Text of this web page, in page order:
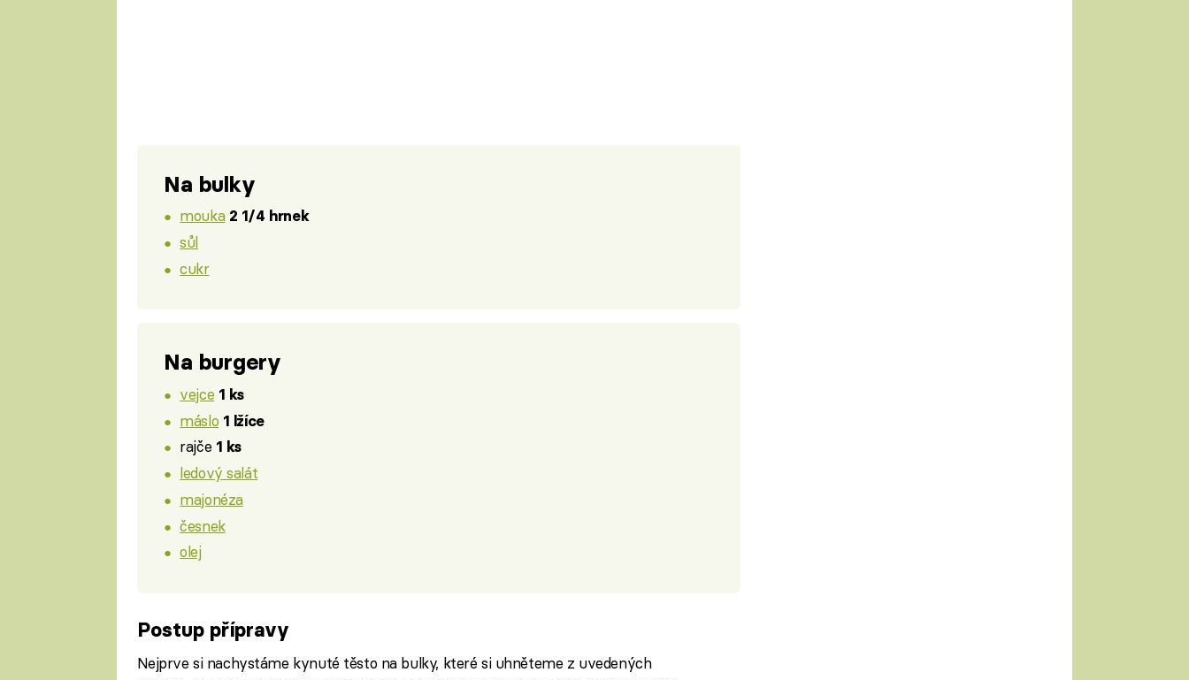
Na bulky
mouka 2 1/4 hrnek
sůl
cukr
Na burgery
vejce 1 ks
máslo 1 lžíce
rajče 1 ks
ledový salát
majonéza
česnek
olej
Postup přípravy
Nejprve si nachystáme kynuté těsto na bulky, které si uhněteme z uvedených